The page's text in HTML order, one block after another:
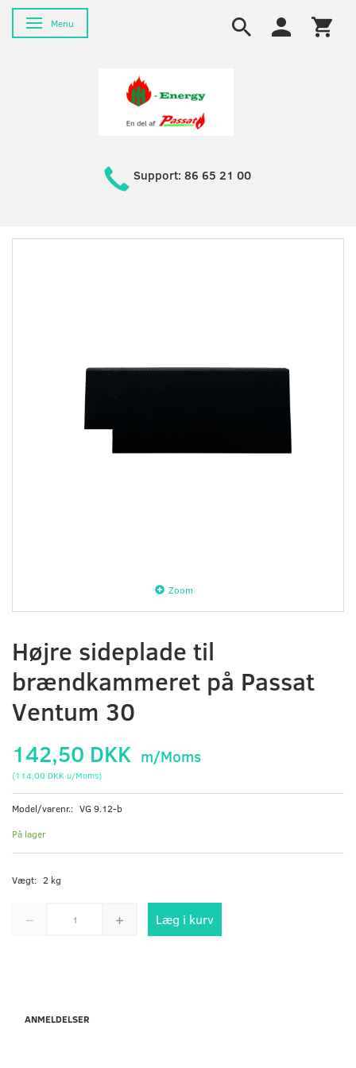
Skifte navigation
Menu
Support: 86 65 21 00
Zoom
Højre sideplade til
brændkammeret på Passat
Ventum 30
142,50 DKK m/Moms
(114,00 DKK u/Moms)
Model/varenr.: VG 9.12-b
På lager
Vægt: 2 kg
Læg i kurv
ANMELDELSER